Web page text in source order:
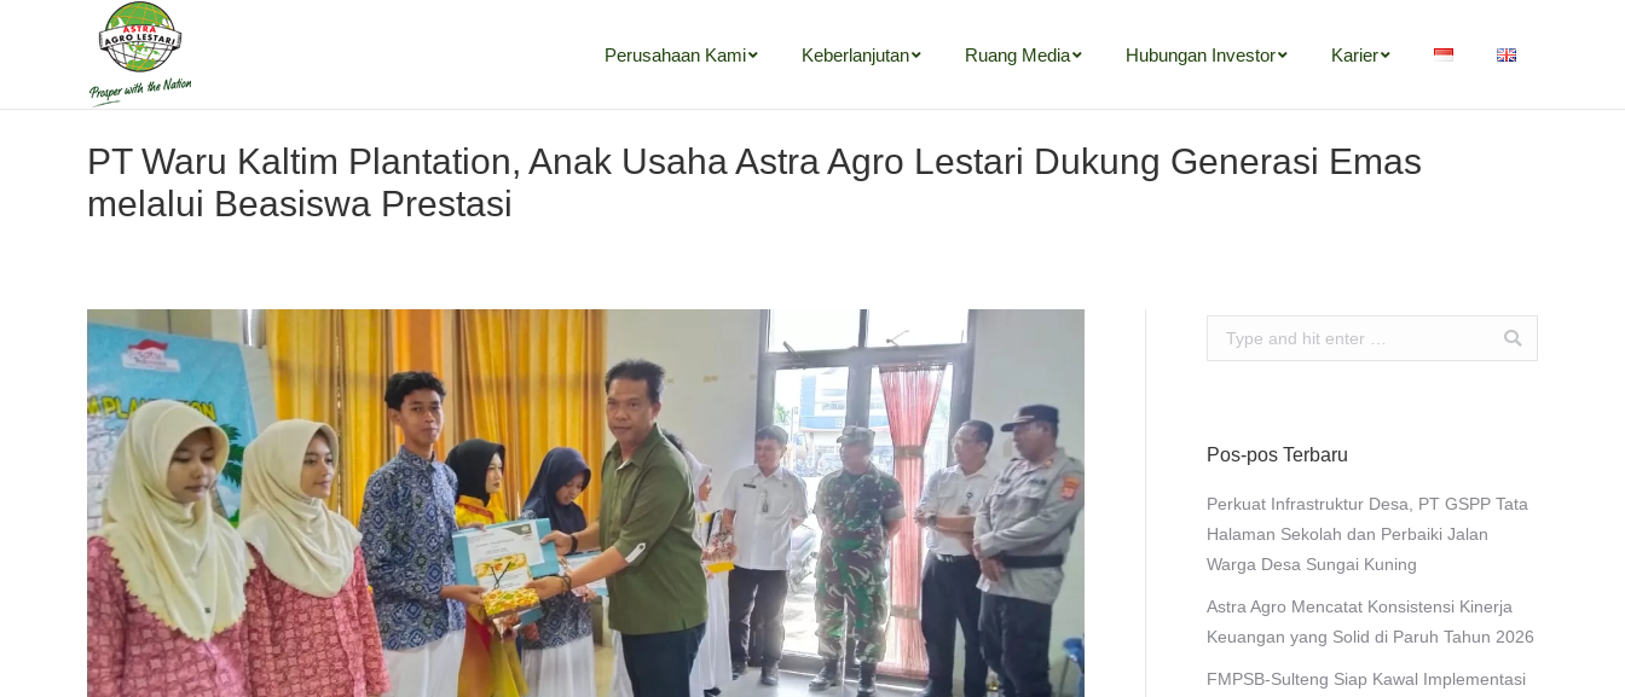
Perusahaan Kami Keberlanjutan Ruang Media Hubungan Investor Karier
PT Waru Kaltim Plantation, Anak Usaha Astra Agro Lestari Dukung Generasi Emas
melalui Beasiswa Prestasi
Search:
Pos-pos Terbaru
Perkuat Infrastruktur Desa, PT GSPP Tata
Halaman Sekolah dan Perbaiki Jalan
Warga Desa Sungai Kuning
Astra Agro Mencatat Konsistensi Kinerja
Keuangan yang Solid di Paruh Tahun 2026
FMPSB-Sulteng Siap Kawal Implementasi